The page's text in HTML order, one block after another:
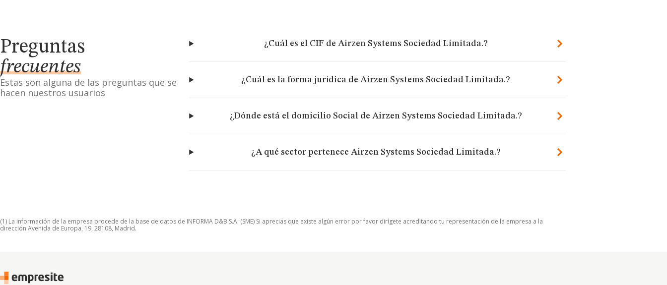
Preguntas
frecuentes
Estas son alguna de las preguntas que se
hacen nuestros usuarios
¿Cuál es el CIF de Airzen Systems Sociedad Limitada.?
¿Cuál es la forma jurídica de Airzen Systems Sociedad Limitada.?
¿Dónde está el domicilio Social de Airzen Systems Sociedad Limitada.?
¿A qué sector pertenece Airzen Systems Sociedad Limitada.?
(1) La información de la empresa procede de la base de datos de INFORMA D&B S.A. (SME) Si aprecias que existe algún error por favor dirígete acreditando tu representación de la empresa a la
dirección Avenida de Europa, 19, 28108, Madrid.